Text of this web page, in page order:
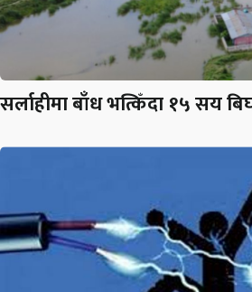
सर्लाहीमा बाँध भत्किँदा १५ सय